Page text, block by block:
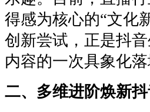
得感为核心的“文化
创新尝试，正是抖
内容的一次具象化落
二、多维进阶焕新